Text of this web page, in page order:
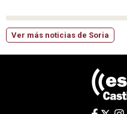
Ver más noticias de Soria